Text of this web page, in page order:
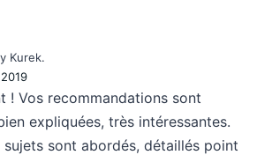
Kurek.
! Vos recommandations sont
expliquées, très intéressantes.
sujets sont abordés, détaillés point